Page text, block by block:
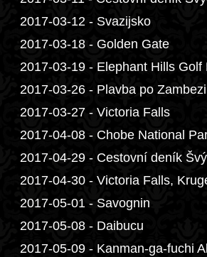
2017-03-12 - Svazijsko
2017-03-18 - Golden Gate
2017-03-19 - Elephant Hills Golf
2017-03-26 - Plavba po Zambezi
2017-03-27 - Victoria Falls
2017-04-08 - Chobe National
2017-04-29 - Cestovní deník
2017-04-30 - Victoria Falls,
2017-05-01 - Savognin
2017-05-08 - Daibucu
2017-05-09 - Kanman-ga-fuchi